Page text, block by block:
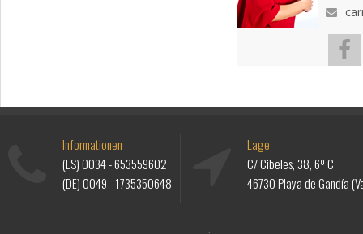
Informationen
(ES)0034 - 653559602
(DE)0049 - 1735350648
Lage
C/ Cibeles, 38, 6º C
46730 Playa de Gandía